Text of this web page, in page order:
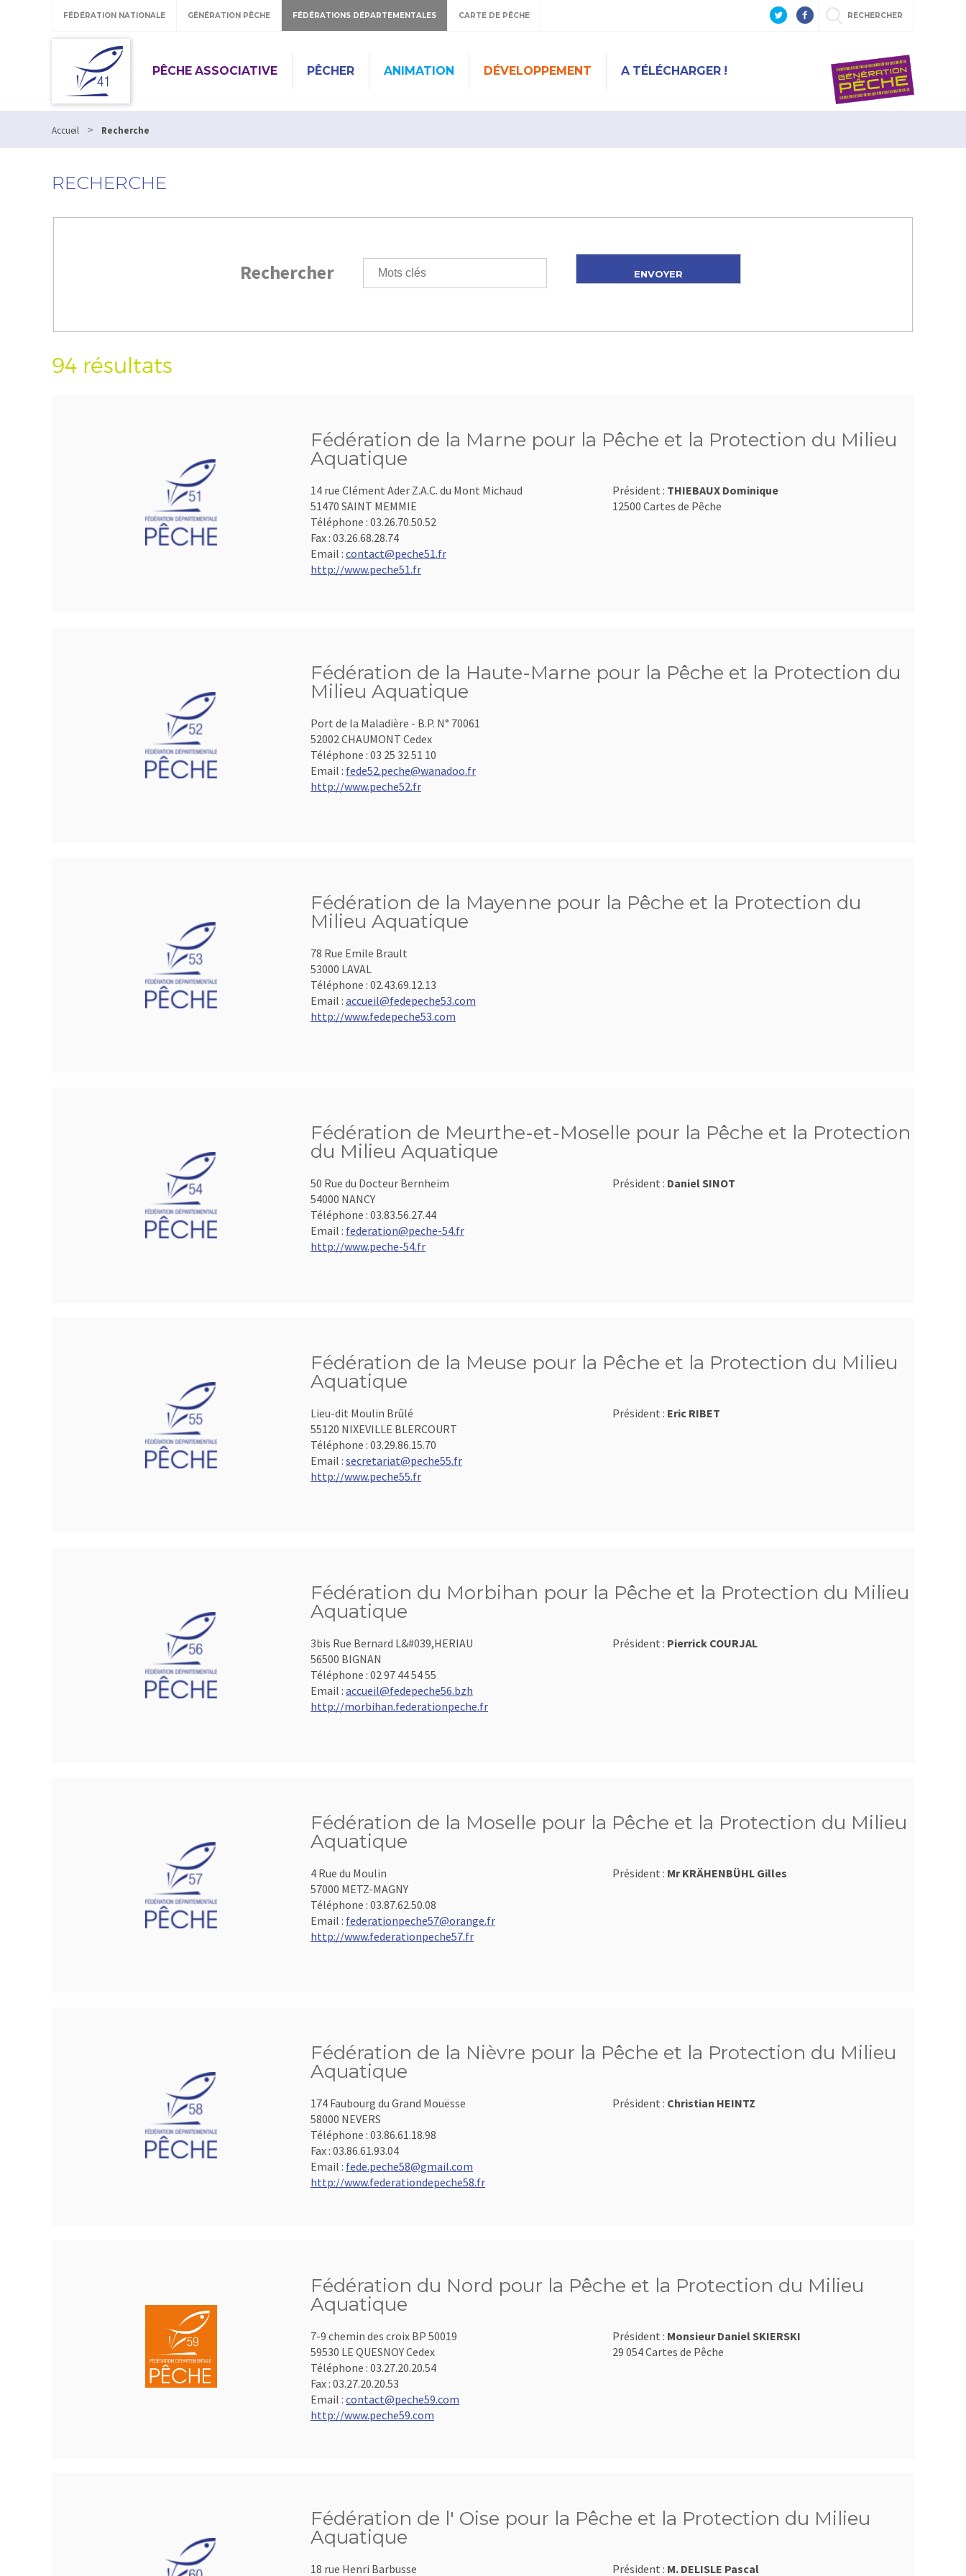
FÉDÉRATION NATIONALE GÉNÉRATION PÊCHE FÉDÉRATIONS DÉPARTEMENTALES CARTE DE PÊCHE RECHERCHER
PÊCHE ASSOCIATIVE PÊCHER ANIMATION DÉVELOPPEMENT A TÉLÉCHARGER !
Accueil > Recherche
RECHERCHE
Rechercher
94 résultats
Fédération de la Marne pour la Pêche et la Protection du Milieu
Aquatique
14 rue Clément Ader Z.A.C. du Mont Michaud
51470 SAINT MEMMIE
Téléphone : 03.26.70.50.52
Fax : 03.26.68.28.74
Email : contact@peche51.fr
http://www.peche51.fr
Président : THIEBAUX Dominique
12500 Cartes de Pêche
Fédération de la Haute-Marne pour la Pêche et la Protection du
Milieu Aquatique
Port de la Maladière - B.P. N° 70061
52002 CHAUMONT Cedex
Téléphone : 03 25 32 51 10
Email : fede52.peche@wanadoo.fr
http://www.peche52.fr
Fédération de la Mayenne pour la Pêche et la Protection du
Milieu Aquatique
78 Rue Emile Brault
53000 LAVAL
Téléphone : 02.43.69.12.13
Email : accueil@fedepeche53.com
http://www.fedepeche53.com
Fédération de Meurthe-et-Moselle pour la Pêche et la Protection
du Milieu Aquatique
50 Rue du Docteur Bernheim
54000 NANCY
Téléphone : 03.83.56.27.44
Email : federation@peche-54.fr
http://www.peche-54.fr
Président : Daniel SINOT
Fédération de la Meuse pour la Pêche et la Protection du Milieu
Aquatique
Lieu-dit Moulin Brûlé
55120 NIXEVILLE BLERCOURT
Téléphone : 03.29.86.15.70
Email : secretariat@peche55.fr
http://www.peche55.fr
Président : Eric RIBET
Fédération du Morbihan pour la Pêche et la Protection du Milieu
Aquatique
3bis Rue Bernard L&#039,HERIAU
56500 BIGNAN
Téléphone : 02 97 44 54 55
Email : accueil@fedepeche56.bzh
http://morbihan.federationpeche.fr
Président : Pierrick COURJAL
Fédération de la Moselle pour la Pêche et la Protection du Milieu
Aquatique
4 Rue du Moulin
57000 METZ-MAGNY
Téléphone : 03.87.62.50.08
Email : federationpeche57@orange.fr
http://www.federationpeche57.fr
Président : Mr KRÄHENBÜHL Gilles
Fédération de la Nièvre pour la Pêche et la Protection du Milieu
Aquatique
174 Faubourg du Grand Mouësse
58000 NEVERS
Téléphone : 03.86.61.18.98
Fax : 03.86.61.93.04
Email : fede.peche58@gmail.com
http://www.federationdepeche58.fr
Président : Christian HEINTZ
Fédération du Nord pour la Pêche et la Protection du Milieu
Aquatique
7-9 chemin des croix BP 50019
59530 LE QUESNOY Cedex
Téléphone : 03.27.20.20.54
Fax : 03.27.20.20.53
Email : contact@peche59.com
http://www.peche59.com
Président : Monsieur Daniel SKIERSKI
29 054 Cartes de Pêche
Fédération de l' Oise pour la Pêche et la Protection du Milieu
Aquatique
18 rue Henri Barbusse Président : M. DELISLE Pascal